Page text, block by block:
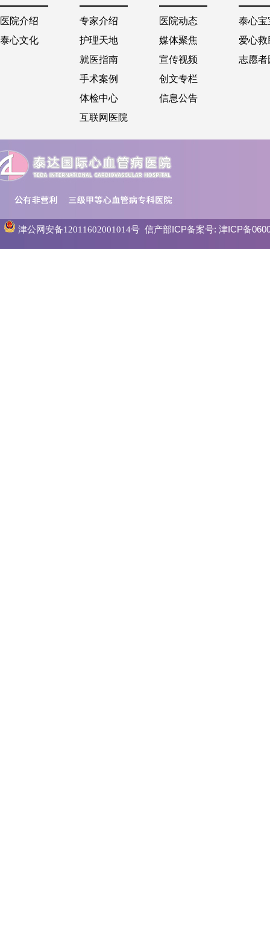
医院介绍
泰心文化
专家介绍
护理天地
就医指南
手术案例
体检中心
互联网医院
医院动态
媒体聚焦
宣传视频
创文专栏
信息公告
泰心宝
爱心
志愿者
津公网安备12011602001014号信产部ICP备案号: 津ICP备